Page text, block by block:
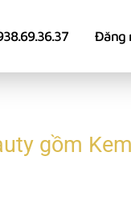
Đăng
gồm Kem